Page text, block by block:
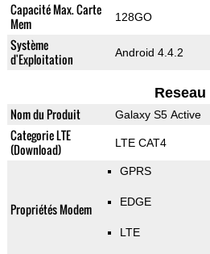
Capacité Max. Carte
Mem
128GO
Système
d'Exploitation
Android 4.4.2
Reseau
Nom du Produit Galaxy S5 Active
Categorie LTE
(Download)
LTE CAT4
Propriétés Modem
GPRS
EDGE
LTE